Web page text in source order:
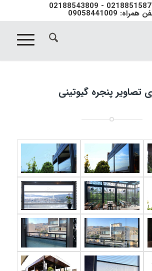
همراه: 09058441009
تصاویر پنجره گیوتینی